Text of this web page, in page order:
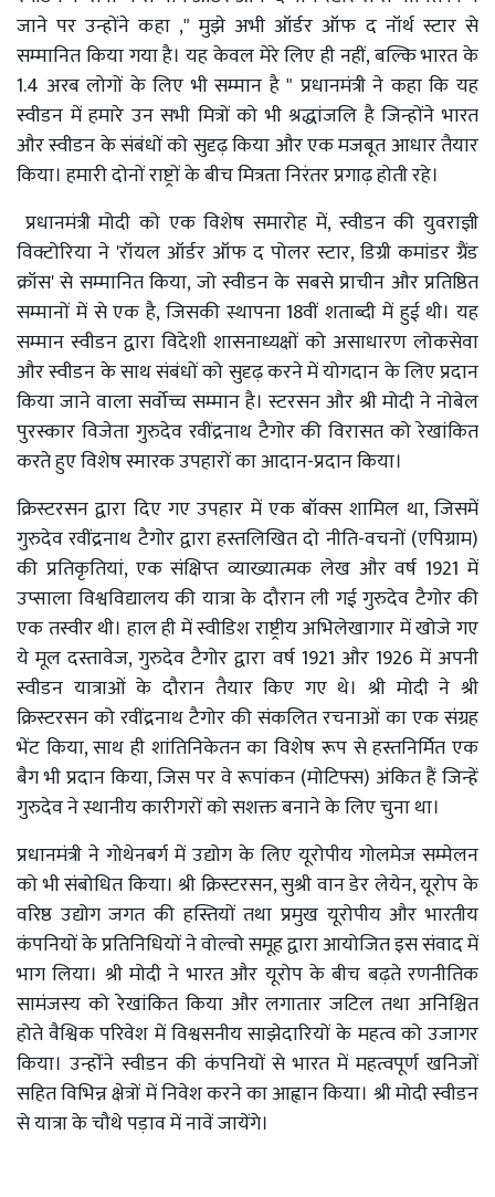
जाने पर उन्होंने कहा ," मुझे अभी ऑर्डर ऑफ द नॉर्थ स्टार से
सम्मानित किया गया है। यह केवल मेरे लिए ही नहीं, बल्कि भारत के
1.4 अरब लोगों के लिए भी सम्मान है " प्रधानमंत्री ने कहा कि यह
स्वीडन में हमारे उन सभी मित्रों को भी श्रद्धांजलि है जिन्होंने भारत
और स्वीडन के संबंधों को सुदृढ़ किया और एक मजबूत आधार तैयार
किया। हमारी दोनों राष्ट्रों के बीच मित्रता निरंतर प्रगाढ़ होती रहे।
प्रधानमंत्री मोदी को एक विशेष समारोह में, स्वीडन की युवराज्ञी
विक्टोरिया ने 'रॉयल ऑर्डर ऑफ द पोलर स्टार, डिग्री कमांडर ग्रैंड
क्रॉस' से सम्मानित किया, जो स्वीडन के सबसे प्राचीन और प्रतिष्ठित
सम्मानों में से एक है, जिसकी स्थापना 18वीं शताब्दी में हुई थी। यह
सम्मान स्वीडन द्वारा विदेशी शासनाध्यक्षों को असाधारण लोकसेवा
और स्वीडन के साथ संबंधों को सुदृढ़ करने में योगदान के लिए प्रदान
किया जाने वाला सर्वोच्च सम्मान है। स्टरसन और श्री मोदी ने नोबेल
पुरस्कार विजेता गुरुदेव रवींद्रनाथ टैगोर की विरासत को रेखांकित
करते हुए विशेष स्मारक उपहारों का आदान-प्रदान किया।
क्रिस्टरसन द्वारा दिए गए उपहार में एक बॉक्स शामिल था, जिसमें
गुरुदेव रवींद्रनाथ टैगोर द्वारा हस्तलिखित दो नीति-वचनों (एपिग्राम)
की प्रतिकृतियां, एक संक्षिप्त व्याख्यात्मक लेख और वर्ष 1921 में
उप्साला विश्वविद्यालय की यात्रा के दौरान ली गई गुरुदेव टैगोर की
एक तस्वीर थी। हाल ही में स्वीडिश राष्ट्रीय अभिलेखागार में खोजे गए
ये मूल दस्तावेज, गुरुदेव टैगोर द्वारा वर्ष 1921 और 1926 में अपनी
स्वीडन यात्राओं के दौरान तैयार किए गए थे। श्री मोदी ने श्री
क्रिस्टरसन को रवींद्रनाथ टैगोर की संकलित रचनाओं का एक संग्रह
भेंट किया, साथ ही शांतिनिकेतन का विशेष रूप से हस्तनिर्मित एक
बैग भी प्रदान किया, जिस पर वे रूपांकन (मोटिफ्स) अंकित हैं जिन्हें
गुरुदेव ने स्थानीय कारीगरों को सशक्त बनाने के लिए चुना था।
प्रधानमंत्री ने गोथेनबर्ग में उद्योग के लिए यूरोपीय गोलमेज सम्मेलन
को भी संबोधित किया। श्री क्रिस्टरसन, सुश्री वान डेर लेयेन, यूरोप के
वरिष्ठ उद्योग जगत की हस्तियों तथा प्रमुख यूरोपीय और भारतीय
कंपनियों के प्रतिनिधियों ने वोल्वो समूह द्वारा आयोजित इस संवाद में
भाग लिया। श्री मोदी ने भारत और यूरोप के बीच बढ़ते रणनीतिक
सामंजस्य को रेखांकित किया और लगातार जटिल तथा अनिश्चित
होते वैश्विक परिवेश में विश्वसनीय साझेदारियों के महत्व को उजागर
किया। उन्होंंने स्वीडन की कंपनियों से भारत में महत्वपूर्ण खनिजों
सहित विभिन्न क्षेत्रों में निवेश करने का आह्वान किया। श्री मोदी स्वीडन
से यात्रा के चौथे पड़ाव में नावें जायेंगे।